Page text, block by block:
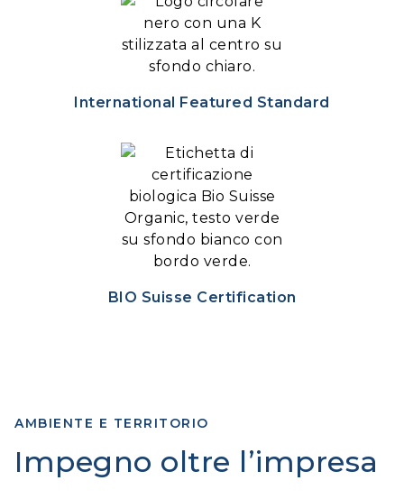
International Featured Standard
BIO Suisse Certification
AMBIENTE E TERRITORIO
Impegno oltre l’impresa